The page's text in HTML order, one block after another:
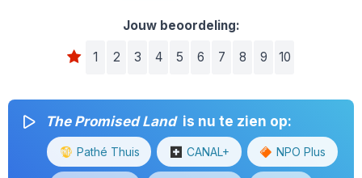
Jouw beoordeling:
1 2 3 4 5 6 7 8 9 10
The Promised Land is nu te zien op:
Pathé Thuis CANAL+ NPO Plus